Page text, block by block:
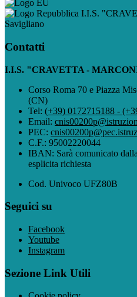
I.I.S.
Savigliano
Contatti
I.I.S. "CRAVETTA -
Corso Roma 70 e Piazza
(CN)
Tel: (+39) 0172715188 -
Email:
PEC:
C.F.: 95002220044
IBAN: Sarà comunicato
esplicita richiesta
Cod. Univoco UFZ80B
Seguici su
Facebook
Youtube
Instagram
Sezione Link Utili